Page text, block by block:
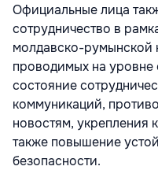
Официальные лица
сотрудничество в
молдавско-румынской
проводимых на уровне
состояние
коммуникаций,
новостям, укрепления
также повышение
безопасности.